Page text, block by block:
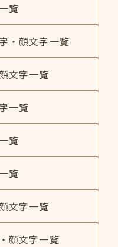
覧
・顔文字一覧
文字一覧
一覧
覧
覧
文字一覧
顔文字一覧